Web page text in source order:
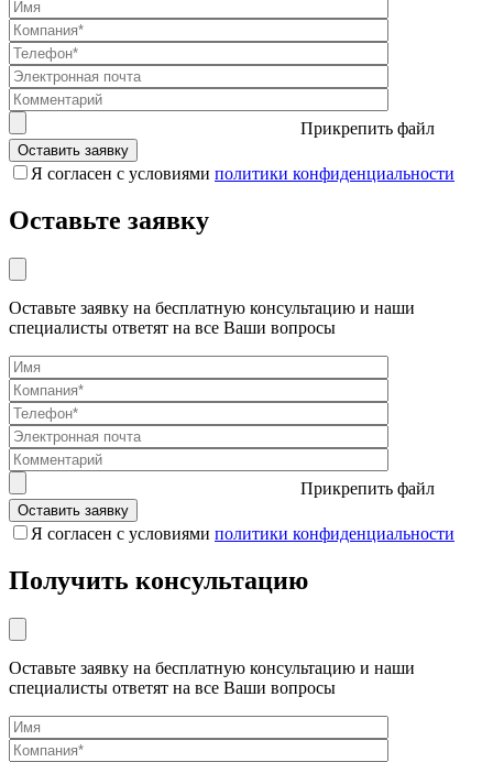
Прикрепить файл
Я согласен с условиями политики конфиденциальности
Оставьте заявку
Оставьте заявку на бесплатную консультацию и наши
специалисты ответят на все Ваши вопросы
Прикрепить файл
Я согласен с условиями политики конфиденциальности
Получить консультацию
Оставьте заявку на бесплатную консультацию и наши
специалисты ответят на все Ваши вопросы